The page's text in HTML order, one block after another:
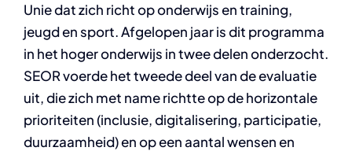
Unie dat zich richt op onderwijs en training,
jeugd en sport. Afgelopen jaar is dit programma
in het hoger onderwijs in twee delen onderzocht.
SEOR voerde het tweede deel van de evaluatie
uit, die zich met name richtte op de horizontale
prioriteiten (inclusie, digitalisering, participatie,
duurzaamheid) en op een aantal wensen en